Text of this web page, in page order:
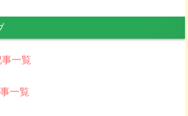
一覧
一覧